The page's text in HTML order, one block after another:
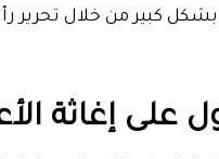
كبير من خلال تحرير
إغاثة